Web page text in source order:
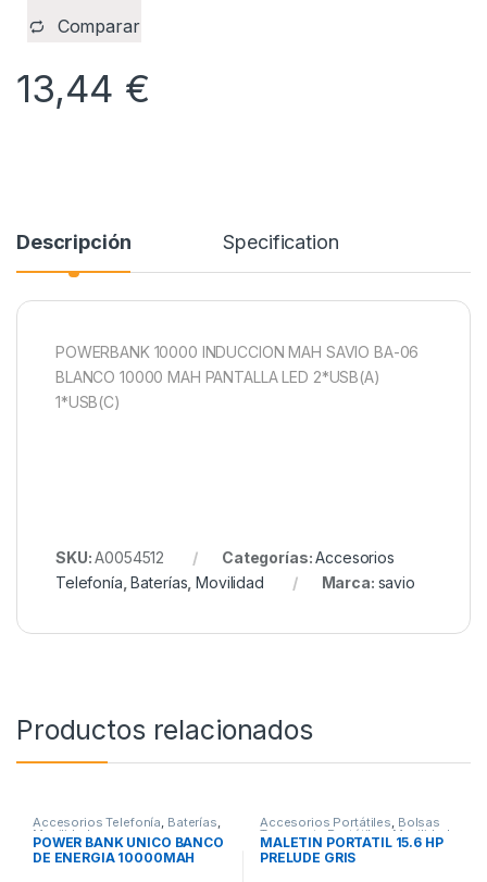
Comparar
13,44 €
Descripción Specification
POWERBANK 10000 INDUCCION MAH SAVIO BA-06
BLANCO 10000 MAH PANTALLA LED 2*USB(A)
1*USB(C)
SKU:A0054512 Categorías:Accesorios
Telefonía ,Baterías ,Movilidad Marca: savio
Productos relacionados
Accesorios Telefonía, Baterías,
Movilidad
POWER BANK UNICO BANCO
DE ENERGIA 10000MAH
Accesorios Portátiles, Bolsas
Transporte Portátiles, Movilidad
MALETIN PORTATIL 15.6 HP
PRELUDE GRIS